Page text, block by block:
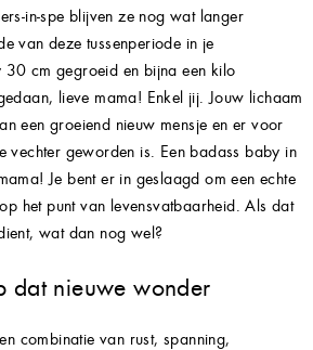
in-spe blijven ze nog wat langer
van deze tussenperiode in je
cm gegroeid en bijna een kilo
lieve mama! Enkel jij. Jouw lichaam
een groeiend nieuw mensje en er voor
vechter geworden is. Een badass baby in
Je bent er in geslaagd om een echte
het punt van levensvatbaarheid. Als dat
wat dan nog wel?
dat nieuwe wonder
combinatie van rust, spanning,